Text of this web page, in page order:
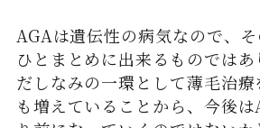
AGAは遺伝性の病気なので、
ひとまとめに出来るものでは
だしなみの一環として薄毛治
も増えていることから、今後